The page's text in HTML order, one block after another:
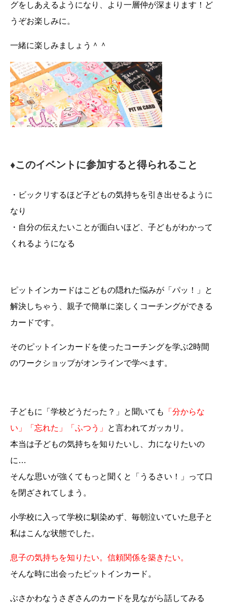
グをしあえるようになり、より一層仲が深まります！ど
うぞお楽しみに。
一緒に楽しみましょう＾＾
♦︎このイベントに参加すると得られること
・ビックリするほど子どもの気持ちを引き出せるように
なり
・自分の伝えたいことが面白いほど、子どもがわかって
くれるようになる
ピットインカードはこどもの隠れた悩みが「パッ！」と
解決しちゃう、親子で簡単に楽しくコーチングができる
カードです。
そのピットインカードを使ったコーチングを学ぶ2時間
のワークショップがオンラインで学べます。
子どもに「学校どうだった？」と聞いても
「分からな
い」「忘れた」「ふつう」
と言われてガッカリ。
本当は子どもの気持ちを知りたいし、力になりたいの
に…
そんな思いが強くてもっと聞くと「うるさい！」って口
を閉ざされてしまう。
小学校に入って学校に馴染めず、毎朝泣いていた息子と
私はこんな状態でした。
息子の気持ちを知りたい。信頼関係を築きたい。
そんな時に出会ったピットインカード。
ぶさかわなうさぎさんのカードを見ながら話してみる